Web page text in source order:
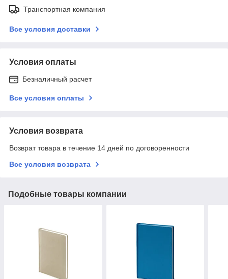
Транспортная компания
Все условия доставки
Условия оплаты
Безналичный расчет
Все условия оплаты
Условия возврата
Возврат товара в течение 14 дней по договоренности
Все условия возврата
Подобные товары компании